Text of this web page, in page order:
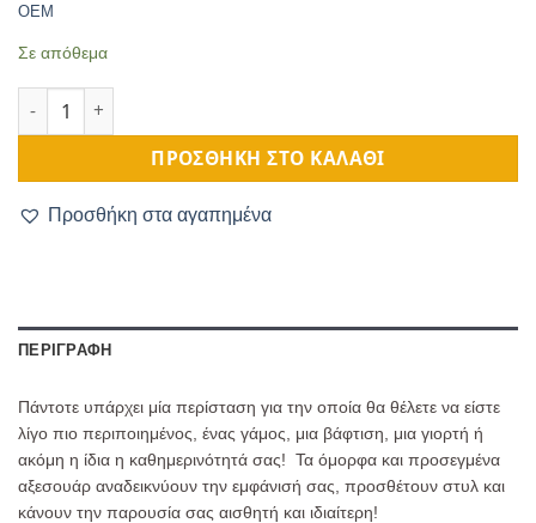
OEM
Σε απόθεμα
ΠΡΟΣΘΉΚΗ ΣΤΟ ΚΑΛΆΘΙ
Προσθήκη στα αγαπημένα
ΠΕΡΙΓΡΑΦΉ
Πάντοτε υπάρχει μία περίσταση για την οποία θα θέλετε να είστε
λίγο πιο περιποιημένος, ένας γάμος, μια βάφτιση, μια γιορτή ή
ακόμη η ίδια η καθημερινότητά σας! Τα όμορφα και προσεγμένα
αξεσουάρ αναδεικνύουν την εμφάνισή σας, προσθέτουν στυλ και
κάνουν την παρουσία σας αισθητή και ιδιαίτερη!